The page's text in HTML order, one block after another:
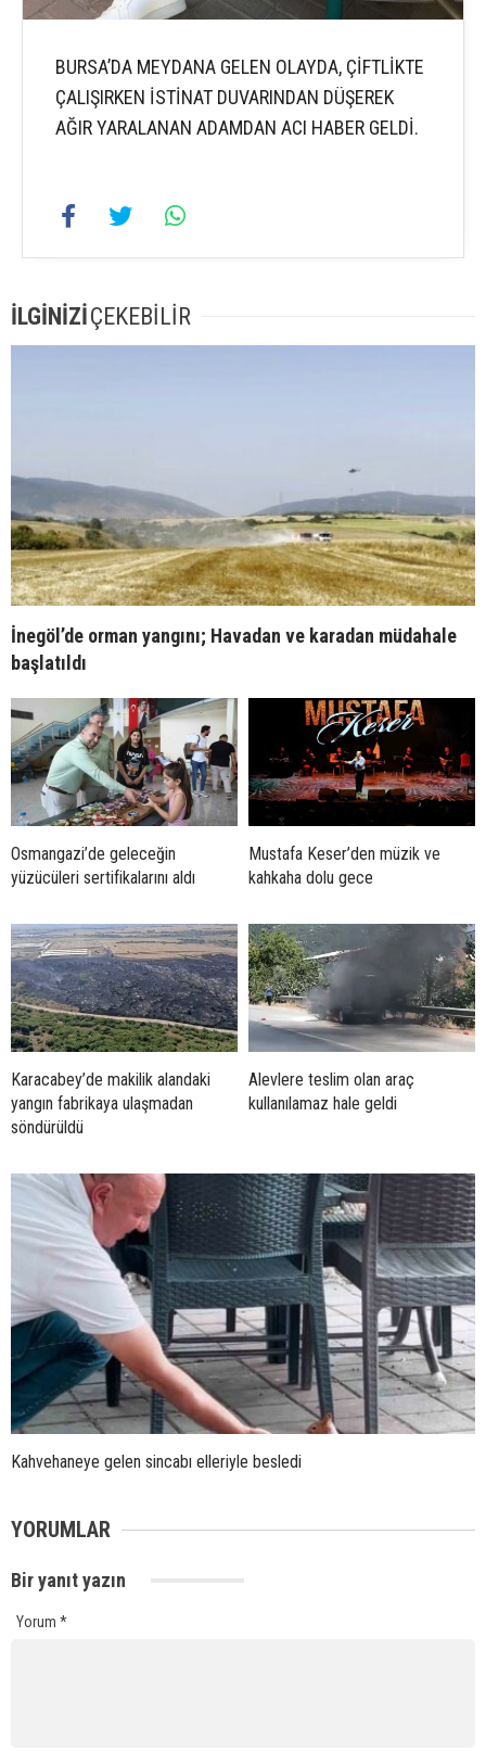
BURSA’DA MEYDANA GELEN OLAYDA, ÇİFTLİKTE
ÇALIŞIRKEN İSTİNAT DUVARINDAN DÜŞEREK
AĞIR YARALANAN ADAMDAN ACI HABER GELDİ.
İLGİNİZİÇEKEBİLİR
İnegöl’de orman yangını; Havadan ve karadan müdahale
başlatıldı
Osmangazi’de geleceğin
yüzücüleri sertifikalarını aldı
Mustafa Keser’den müzik ve
kahkaha dolu gece
Karacabey’de makilik alandaki
yangın fabrikaya ulaşmadan
söndürüldü
Alevlere teslim olan araç
kullanılamaz hale geldi
Kahvehaneye gelen sincabı elleriyle besledi
YORUMLAR
Bir yanıt yazın
Yorum *